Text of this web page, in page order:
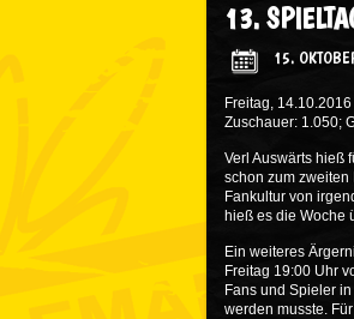
13.
15.
Freitag,
Zuschauer: 1.050;
Verl Auswärts hieß
schon zum zweiten
Fankultur von
hieß es die Woche
Ein weiteres
Freitag 19:00 Uhr
Fans und Spieler
werden musste.